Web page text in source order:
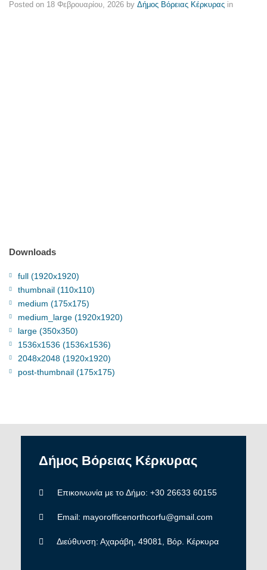
Posted on 18 Φεβρουαρίου, 2026 by Δήμος Βόρειας Κέρκυρας in
Downloads
full (1920x1920)
thumbnail (110x110)
medium (175x175)
medium_large (1920x1920)
large (350x350)
1536x1536 (1536x1536)
2048x2048 (1920x1920)
post-thumbnail (175x175)
Δήμος Βόρειας Κέρκυρας
Επικοινωνία με το Δήμο: +30 26633 60155
Email: mayorofficenorthcorfu@gmail.com
Διεύθυνση: Αχαράβη, 49081, Βόρ. Κέρκυρα